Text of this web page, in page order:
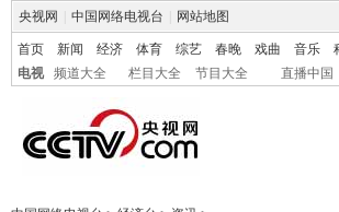
央视网 中国网络电视台 网站地图
首页 新闻 经济 体育 综艺 春晚 戏曲 音乐
电视
频道大全 栏目大全 节目大全 直播中国